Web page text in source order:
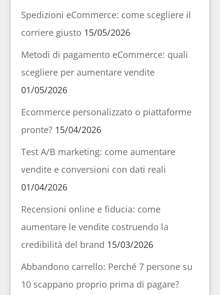
Spedizioni eCommerce: come scegliere il
corriere giusto 15/05/2026
Metodi di pagamento eCommerce: quali
scegliere per aumentare vendite
01/05/2026
Ecommerce personalizzato o piattaforme
pronte? 15/04/2026
Test A/B marketing: come aumentare
vendite e conversioni con dati reali
01/04/2026
Recensioni online e fiducia: come
aumentare le vendite costruendo la
credibilità del brand 15/03/2026
Abbandono carrello: Perché 7 persone su
10 scappano proprio prima di pagare?